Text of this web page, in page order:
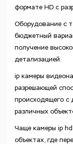
формате HD с
Оборудование с
бюджетный
получение
детализацией.
ip камеры
разрешающей
происходящего с
различных
Чаще камеры ip
объектах, где